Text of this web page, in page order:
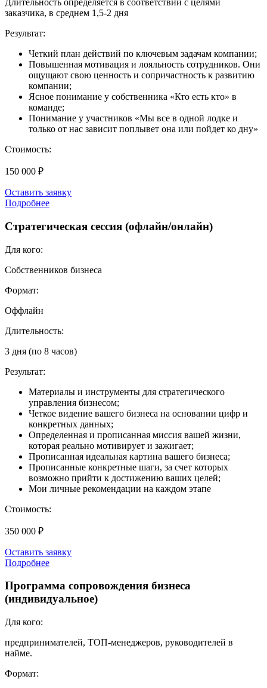
Длительность определяется в соответствии с целями
заказчика, в среднем 1,5-2 дня
Результат:
Четкий план действий по ключевым задачам компании;
Повышенная мотивация и лояльность сотрудников. Они
ощущают свою ценность и сопричастность к развитию
компании;
Ясное понимание у собственника «Кто есть кто» в
команде;
⁠Понимание у участников «Мы все в одной лодке и
только от нас зависит поплывет она или пойдет ко дну»
Стоимость:
150 000 ₽
Оставить заявку
Подробнее
Стратегическая сессия (офлайн/онлайн)
Для кого:
Собственников бизнеса
Формат:
Оффлайн
Длительность:
3 дня (по 8 часов)
Результат:
Материалы и инструменты для стратегического
управления бизнесом;
⁠Четкое видение вашего бизнеса на основании цифр и
конкретных данных;
⁠Определенная и прописанная миссия вашей жизни,
которая реально мотивирует и зажигает;
⁠Прописанная идеальная картина вашего бизнеса;
Прописанные конкретные шаги, за счет которых
возможно прийти к достижению ваших целей;
Мои личные рекомендации на каждом этапе
Стоимость:
350 000 ₽
Оставить заявку
Подробнее
Программа сопровождения бизнеса
(индивидуальное)
Для кого:
предпринимателей, ТОП-менеджеров, руководителей в
найме.
Формат: